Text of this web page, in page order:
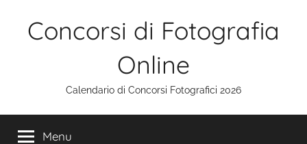
Concorsi di Fotografia
Online
Calendario di Concorsi Fotografici 2026
Menu